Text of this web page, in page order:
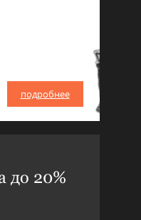
подробнее
до 20%